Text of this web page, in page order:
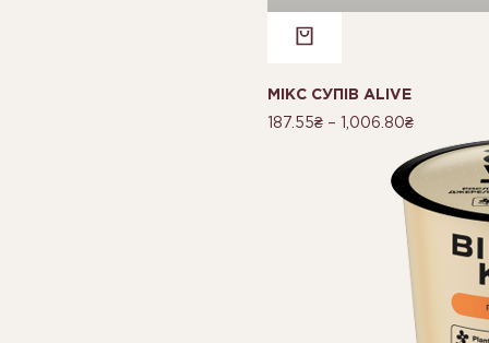
МІКС СУПІВ ALIVE
187.55₴– 1,006.80₴